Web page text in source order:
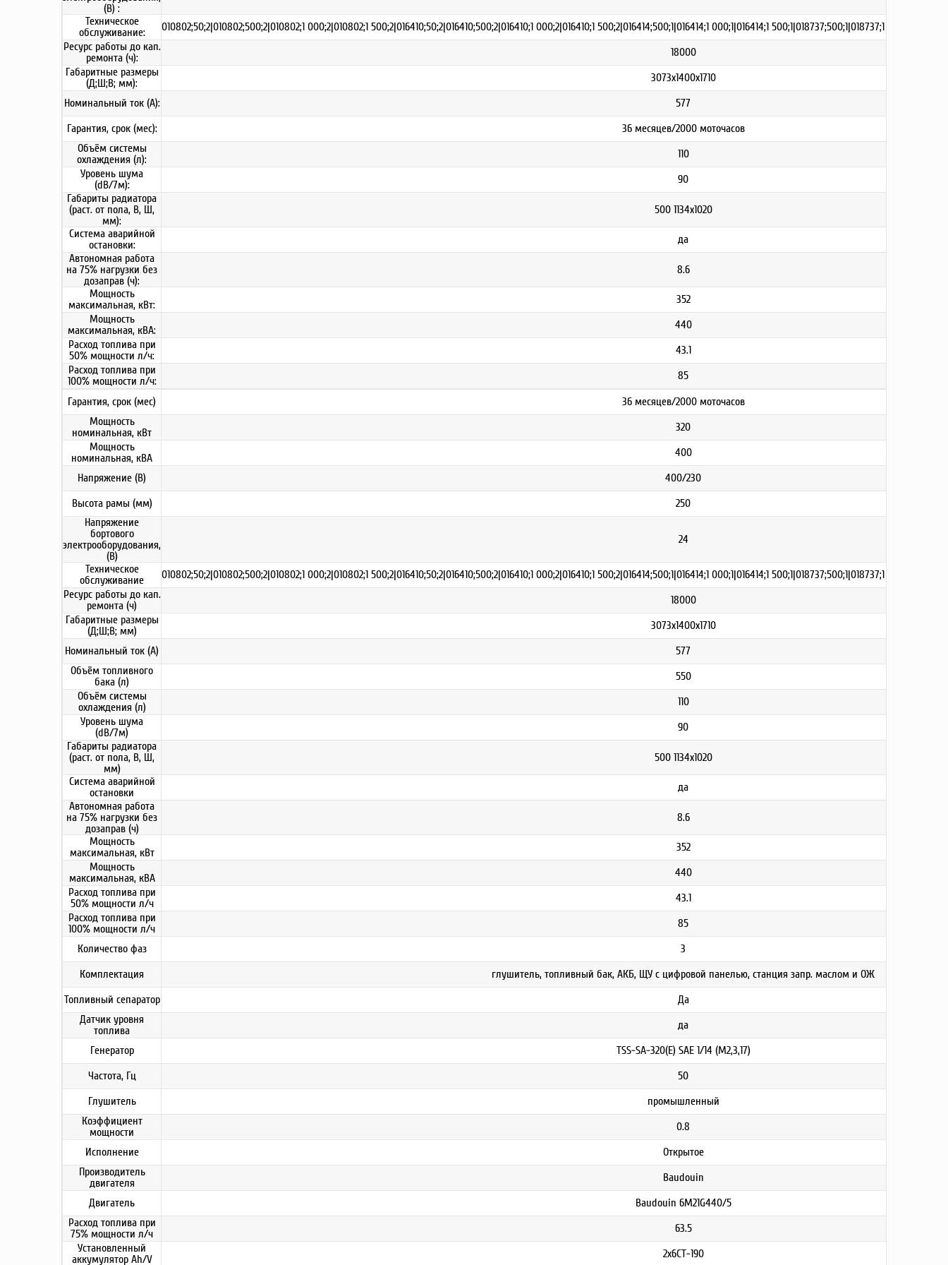
(В) :
Техническое
обслуживание:
010802;50;2|010802;500;2|010802;1 000;2|010802;1 500;2|016410;50;2|016410;500;2|016410;1 000;2|016410;1 500;2|016414;500;1|016414;1 000;1|016414;1 500;1|018737;500;1|018737;1
Ресурс работы до кап.
ремонта (ч):
18000
Габаритные размеры
(Д;Ш;В; мм):
3073x1400x1710
Номинальный ток (А):
577
Гарантия, срок (мес):
36 месяцев/2000 моточасов
Объём системы
охлаждения (л):
110
Уровень шума
(dB/7м):
90
Габариты радиатора
(раст. от пола, В, Ш,
мм):
500 1134х1020
Система аварийной
остановки:
да
Автономная работа
на 75% нагрузки без
дозаправ (ч):
8.6
Мощность
максимальная, кВт:
352
Мощность
максимальная, кВА:
440
Расход топлива при
50% мощности л/ч:
43.1
Расход топлива при
100% мощности л/ч:
85
Гарантия, срок (мес)
36 месяцев/2000 моточасов
Мощность
номинальная, кВт
320
Мощность
номинальная, кВА
400
Напряжение (В)
400/230
Высота рамы (мм)
250
Напряжение
бортового
электрооборудования,
(В)
24
Техническое
обслуживание
010802;50;2|010802;500;2|010802;1 000;2|010802;1 500;2|016410;50;2|016410;500;2|016410;1 000;2|016410;1 500;2|016414;500;1|016414;1 000;1|016414;1 500;1|018737;500;1|018737;1
Ресурс работы до кап.
ремонта (ч)
18000
Габаритные размеры
(Д;Ш;В; мм)
3073x1400x1710
Номинальный ток (А)
577
Объём топливного
бака (л)
550
Объём системы
охлаждения (л)
110
Уровень шума
(dB/7м)
90
Габариты радиатора
(раст. от пола, В, Ш,
мм)
500 1134х1020
Система аварийной
остановки
да
Автономная работа
на 75% нагрузки без
дозаправ (ч)
8.6
Мощность
максимальная, кВт
352
Мощность
максимальная, кВА
440
Расход топлива при
50% мощности л/ч
43.1
Расход топлива при
100% мощности л/ч
85
Количество фаз
3
Комплектация
глушитель, топливный бак, АКБ, ЩУ с цифровой панелью, станция запр. маслом и ОЖ
Топливный сепаратор
Да
Датчик уровня
топлива
да
Генератор
TSS-SA-320(E) SAE 1/14 (М2,3,17)
Частота, Гц
50
Глушитель
промышленный
Коэффициент
мощности
0.8
Исполнение
Открытое
Производитель
двигателя
Baudouin
Двигатель
Baudouin 6M21G440/5
Расход топлива при
75% мощности л/ч
63.5
Установленный
аккумулятор Ah/V
2х6СТ-190